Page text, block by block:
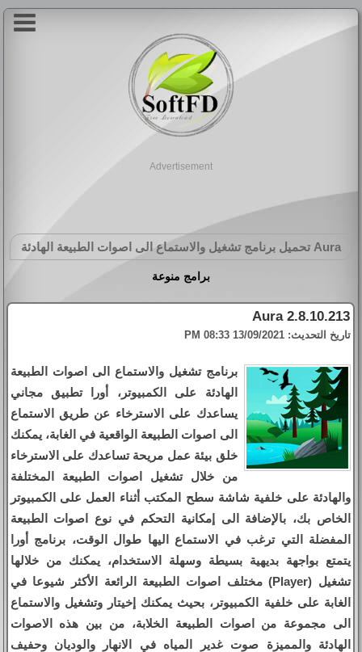
Advertisement
Aura تحميل برنامج تشغيل والاستماع الى اصوات الطبيعة الهادئة
برامج منوعة
Aura 2.8.10.213
تاريخ التحديث: 13/09/2021 08:33 PM
برنامج تشغيل والاستماع الى اصوات الطبيعة
الهادئة على الكمبيوتر، أورا تطبيق مجاني
يساعدك على الاسترخاء عن طريق الاستماع
الى اصوات الطبيعة الواقعية في الغابة، يمكنك
خلق بيئة عمل مريحة تساعدك على الاسترخاء
من خلال تشغيل اصوات الطبيعة المختلفة
والهادئة على خلفية شاشة سطح المكتب أثناء العمل على الكمبيوتر
الخاص بك، بالإضافة الى إمكانية التحكم في نوع اصوات الطبيعة
المفضلة التي ترغب في الاستماع اليها طوال الوقت، برنامج أورا
يتمتع بواجهة بديهية بسيطة وسهلة الاستخدام، يمكنك من خلالها
تشغيل (Player) مختلف اصوات الطبيعة الرائعة الأكثر شيوعا في
الغابة على خلفية الكمبيوتر، بحيث يمكنك إخيتار وتشغيل والاستماع
الى مجموعة من اصوات الطبيعة الخلابة، من بين هذه الاصوات
الهادئة والمميزة صوت غدير المياه في الانهار والوديان وحفيف